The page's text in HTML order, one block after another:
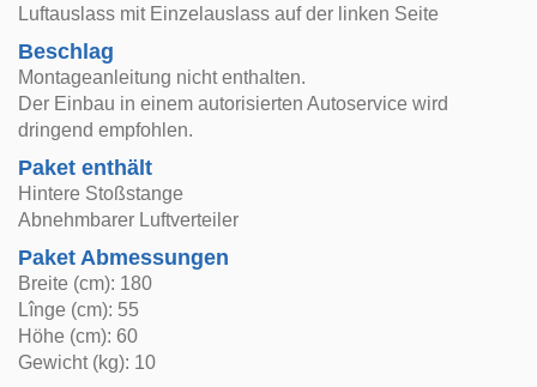
Luftauslass mit Einzelauslass auf der linken Seite
Beschlag
Montageanleitung nicht enthalten.
Der Einbau in einem autorisierten Autoservice wird
dringend empfohlen.
Paket enthält
Hintere Stoßstange
Abnehmbarer Luftverteiler
Paket Abmessungen
Breite (cm): 180
Lînge (cm): 55
Höhe (cm): 60
Gewicht (kg): 10